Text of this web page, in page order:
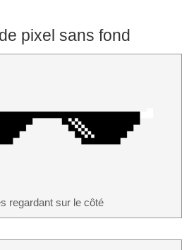
pixel sans fond
regardant sur le côté